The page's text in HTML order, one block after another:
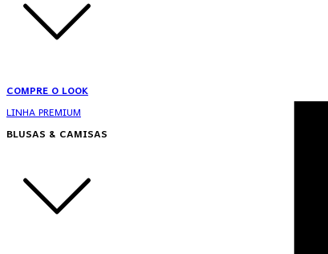
COMPRE O LOOK
LINHA PREMIUM
BLUSAS & CAMISAS